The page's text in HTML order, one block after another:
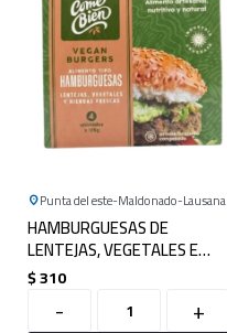
Punta del este Maldonado Lausana
HAMBURGUESAS DE
LENTEJAS, VEGETALES E
HIERBAS FRESCAS X 4
$310
- +